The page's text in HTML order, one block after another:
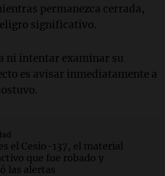
permanezca cerrada,
significativo.
ni intentar examinar su
es avisar inmediatamente a
el Cesio-137, el material
que fue robado y
las alertas